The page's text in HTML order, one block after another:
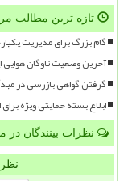
تازه ترین مطالب
گام بزرگ برای مدیریت
آخرین وضعیت ناوگان هوایی
گرفتن گواهی بازرسی در
ابلاغ بسته حمایتی ویژه
نظرات بینندگان